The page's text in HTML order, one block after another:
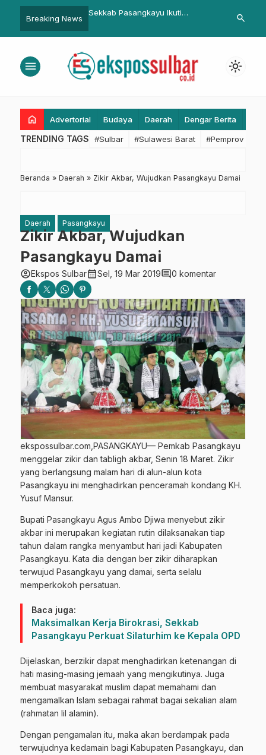
Breaking News
Sekkab Pasangkayu Ikuti
Rakernas FORSESDASI Via Virtual
Hadapi Omicron BA.4 dan BA.5,
search
menu light_mode
home Advertorial Budaya Daerah Dengar Berita
TRENDING TAGS #Sulbar #Sulawesi Barat #Pemprov
Beranda » Daerah » Zikir Akbar, Wujudkan Pasangkayu Damai
Daerah Pasangkayu
Zikir Akbar, Wujudkan
Pasangkayu Damai
account_circleEkspos Sulbarcalendar_monthSel, 19 Mar 2019comment0 komentar
ekspossulbar.com,PASANGKAYU— Pemkab Pasangkayu
menggelar zikir dan tabligh akbar, Senin 18 Maret. Zikir
yang berlangsung malam hari di alun-alun kota
Pasangkayu ini menghadirkan penceramah kondang KH.
Yusuf Mansur.
Bupati Pasangkayu Agus Ambo Djiwa menyebut zikir
akbar ini merupakan kegiatan rutin dilaksanakan tiap
tahun dalam rangka menyambut hari jadi Kabupaten
Pasangkayu. Kata dia dengan ber zikir diharapkan
terwujud Pasangkayu yang damai, serta selalu
memperkokoh persatuan.
Baca juga:
Maksimalkan Kerja Birokrasi, Sekkab
Pasangkayu Perkuat Silaturhim ke Kepala OPD
Dijelaskan, berzikir dapat menghadirkan ketenangan di
hati masing-masing jemaah yang mengikutinya. Juga
membuat masyarakat muslim dapat memahami dan
mengamalkan Islam sebagai rahmat bagai sekalian alam
(rahmatan lil alamin).
Dengan pengamalan itu, maka akan berdampak pada
terwujudnya kedamain bagi Kabupaten Pasangkayu, dan